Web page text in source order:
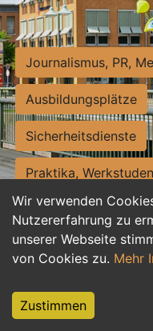
Wir verwenden
Nutzererfahrung zu
unserer Webseite
von Cookies zu. Mehr
Zustimmen
Journalismus, PR,
Ausbildungsplätze
Sicherheitsdienste
Praktika,
Personalwesen
Hilfskräfte, Aushilfs-
Weiterbildung,